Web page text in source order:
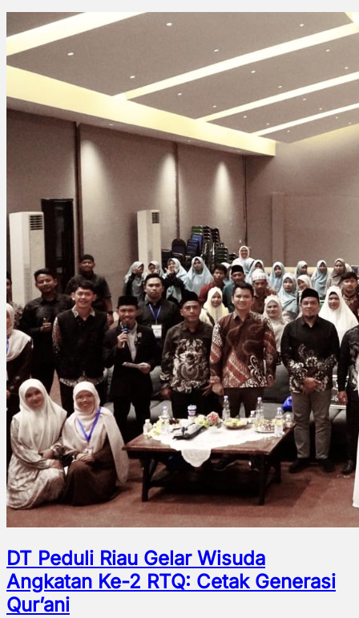
DT Peduli Riau Gelar Wisuda
Angkatan Ke-2 RTQ: Cetak Generasi
Qur’ani